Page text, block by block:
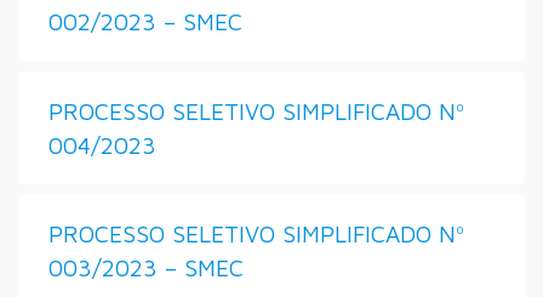
002/2023 – SMEC
PROCESSO SELETIVO SIMPLIFICADO Nº
004/2023
PROCESSO SELETIVO SIMPLIFICADO Nº
003/2023 – SMEC